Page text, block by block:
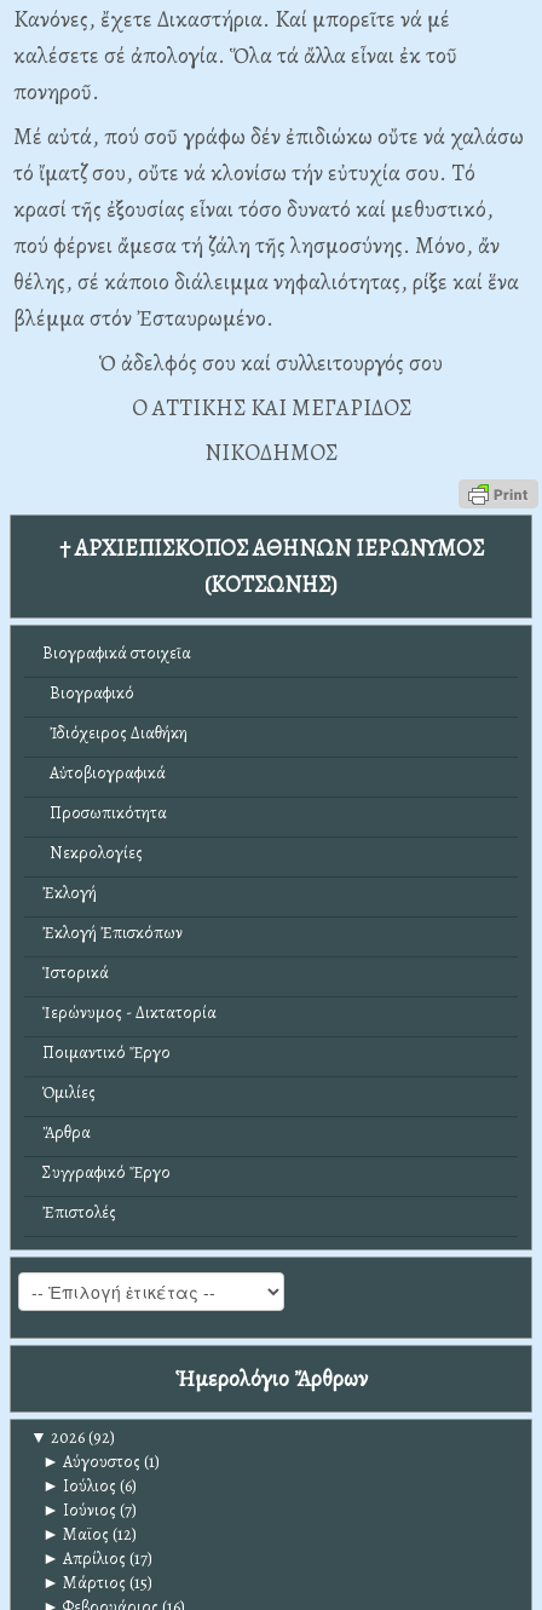
Kανόνες, ἔχετε Δικαστήρια. Kαί μπορεῖτε νά μέ
καλέσετε σέ ἀπολογία. Ὅλα τά ἄλλα εἶναι ἐκ τοῦ
πονηροῦ.
Mέ αὐτά, πού σοῦ γράφω δέν ἐπιδιώκω οὔτε νά χαλάσω
τό ἴματζ σου, οὔτε νά κλονίσω τήν εὐτυχία σου. Tό
κρασί τῆς ἐξουσίας εἶναι τόσο δυνατό καί μεθυστικό,
πού φέρνει ἄμεσα τή ζάλη τῆς λησμοσύνης. Mόνο, ἄν
θέλης, σέ κάποιο διάλειμμα νηφαλιότητας, ρίξε καί ἕνα
βλέμμα στόν Ἐσταυρωμένο.
Ὁ ἀδελφός σου καί συλλειτουργός σου
O ATTIKHΣ KAI MEΓAPIΔOΣ
NIKOΔHMOΣ
† ΑΡΧΙΕΠΙΣΚΟΠΟΣ ΑΘΗΝΩΝ ΙΕΡΩΝΥΜΟΣ
(ΚΟΤΣΩΝΗΣ)
Βιογραφικά στοιχεῖα
Βιογραφικό
Ἰδιόχειρος Διαθήκη
Αὐτοβιογραφικά
Προσωπικότητα
Νεκρολογίες
Ἐκλογή
Ἐκλογή Ἐπισκόπων
Ἱστορικά
Ἱερώνυμος - Δικτατορία
Ποιμαντικό Ἔργο
Ὁμιλίες
Ἄρθρα
Συγγραφικό Ἔργο
Ἐπιστολές
Ἡμερολόγιο Ἄρθρων
▼ 2026(92)
► Αύγουστος (1)
► Ιούλιος (6)
► Ιούνιος (7)
► Μαϊος (12)
► Απρίλιος (17)
► Μάρτιος (15)